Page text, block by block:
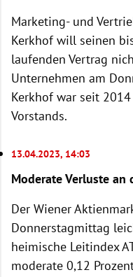
Marketing- und
Kerkhof will seinen
laufenden Vertrag
Unternehmen am
Kerkhof war seit
Vorstands.
13.04.2023, 14:03
Moderate Verluste an
Der Wiener
Donnerstagmittag
heimische Leitindex
moderate 0,12